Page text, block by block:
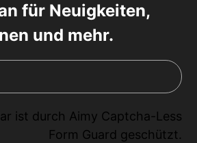
für Neuigkeiten,
und mehr.
ist durch Aimy Captcha-Less
Form Guard geschützt.